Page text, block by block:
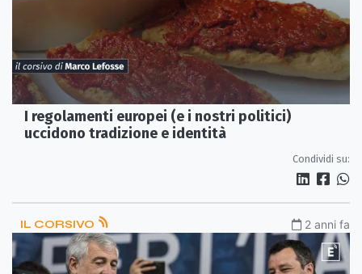
I regolamenti europei (e i nostri politici)
uccidono tradizione e identità
Condividi su:
IL CORSIVO 2 anni fa